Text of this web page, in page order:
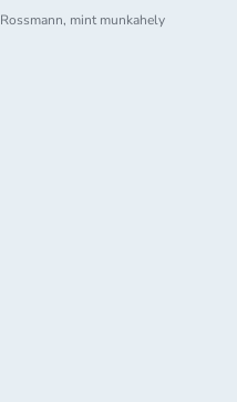
Rossmann, mint munkahely